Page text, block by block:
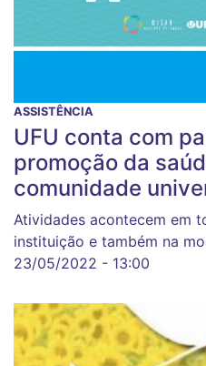
ASSISTÊNCIA
UFU conta com
promoção da
comunidade
Atividades acontecem em
instituição e também na
23/05/2022 - 13:00